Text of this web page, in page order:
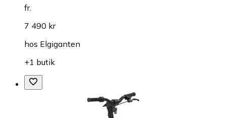
fr.
7 490 kr
hos Elgiganten
+1 butik